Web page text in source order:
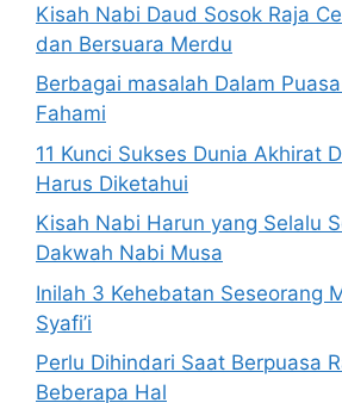
Kisah Nabi Daud Sosok Raja
dan Bersuara Merdu
Berbagai masalah Dalam
Fahami
11 Kunci Sukses Dunia Akhirat
Harus Diketahui
Kisah Nabi Harun yang Selalu
Dakwah Nabi Musa
Inilah 3 Kehebatan Seseorang
Syafi’i
Perlu Dihindari Saat Berpuasa
Beberapa Hal